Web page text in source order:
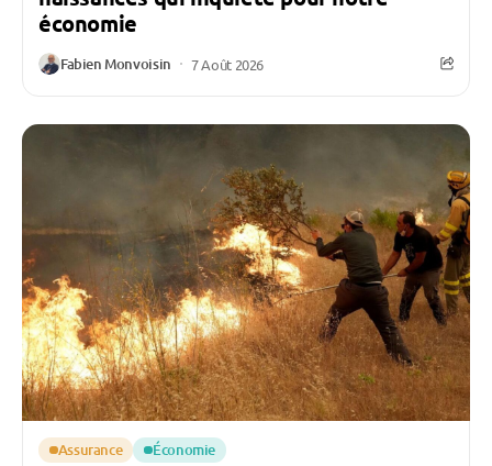
économie
Fabien Monvoisin 7 Août 2026
Assurance Économie